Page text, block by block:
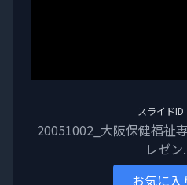
スライド
20051002_大阪保健福祉
レゼ
お気に入